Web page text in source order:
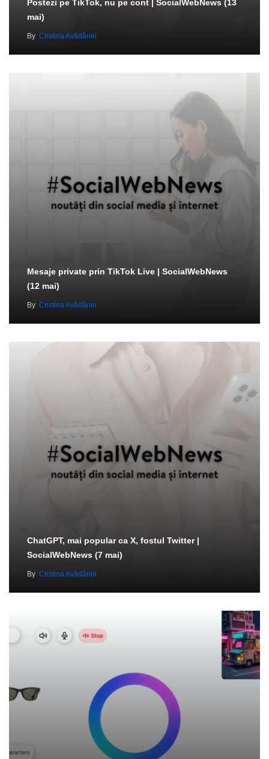
Postezi pe TikTok, nu pe cont | SocialWebNews (13
mai)
By Cristina Avădănei
Mesaje private prin TikTok Live | SocialWebNews
(12 mai)
By Cristina Avădănei
ChatGPT, mai popular ca X, fostul Twitter |
SocialWebNews (7 mai)
By Cristina Avădănei